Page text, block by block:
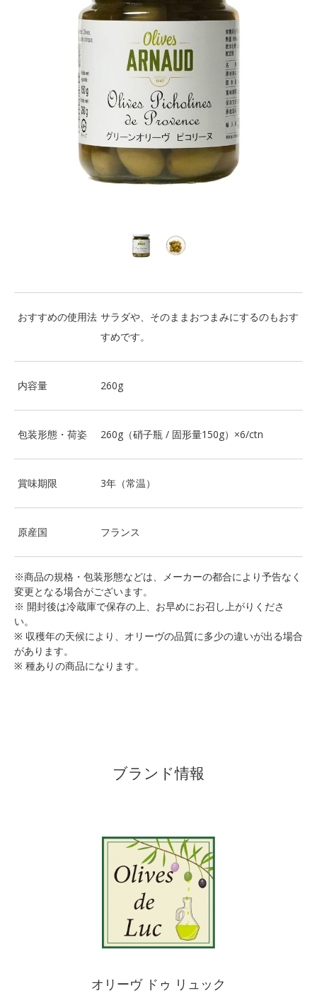
おすすめの使用法 サラダや、そのままおつまみにするのもおす
すめです。
内容量 260g
包装形態・荷姿 260g（硝子瓶 / 固形量150g）×6/ctn
賞味期限 3年（常温）
原産国 フランス
※商品の規格・包装形態などは、メーカーの都合により予告なく
変更となる場合がございます。
※ 開封後は冷蔵庫で保存の上、お早めにお召し上がりくださ
い。
※ 収穫年の天候により、オリーヴの品質に多少の違いが出る場合
があります。
※ 種ありの商品になります。
ブランド情報
オリーヴ ドゥ リュック